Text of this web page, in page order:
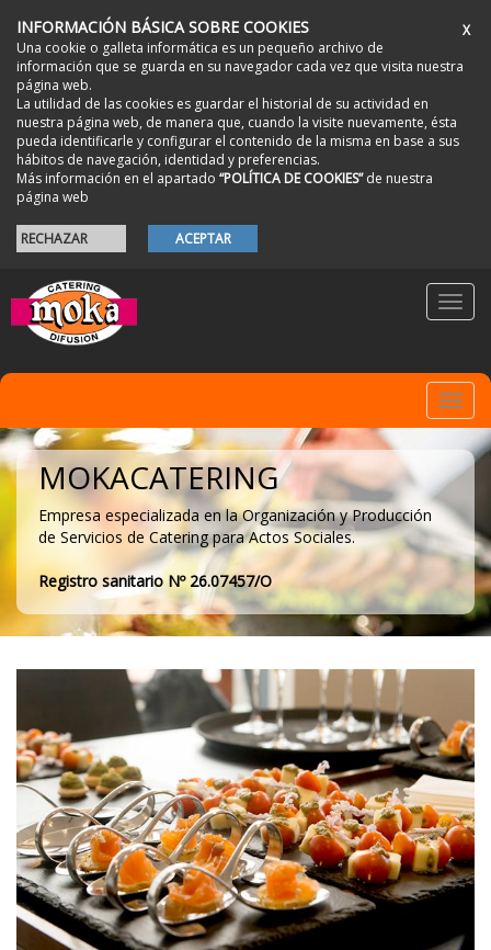
X
INFORMACIÓN BÁSICA SOBRE COOKIES
Una cookie o galleta informática es un pequeño archivo de
información que se guarda en su navegador cada vez que visita nuestra
página web.
La utilidad de las cookies es guardar el historial de su actividad en
nuestra página web, de manera que, cuando la visite nuevamente, ésta
pueda identificarle y configurar el contenido de la misma en base a sus
hábitos de navegación, identidad y preferencias.
Más información en el apartado “POLÍTICA DE COOKIES”de nuestra
página web
RECHAZAR ACEPTAR
MOKACATERING
Empresa especializada en la Organización y Producción
de Servicios de Catering para Actos Sociales.
Registro sanitario Nº 26.07457/O